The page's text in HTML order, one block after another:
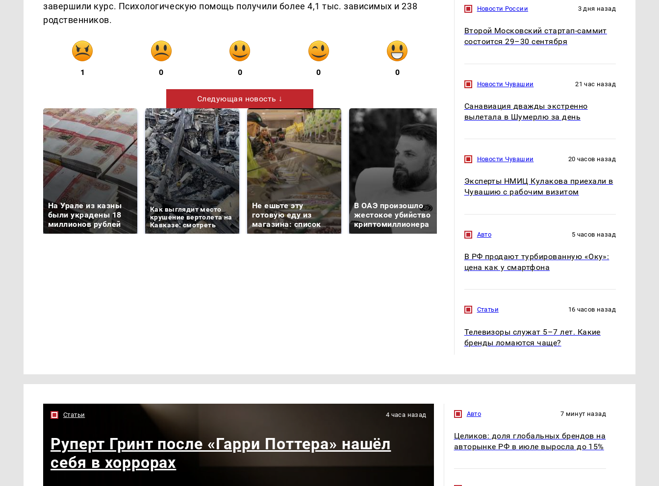
завершили курс. Психологическую помощь получили более 4,1 тыс. зависимых и 238
родственников.
1 0 0 0 0
Следующая новость ↓
На Урале из казны
были украдены 18
миллионов рублей
Как выглядит место
крушение вертолета на
Кавказе: смотреть
Не ешьте эту
готовую еду из
магазина: список
В ОАЭ произошло
жестокое убийство
криптомиллионера
падению вертолета на
было с 1945: чего
Новости России 3 дня назад
Второй Московский стартап-саммит
состоится 29–30 сентября
Новости Чувашии 21 час назад
Санавиация дважды экстренно
вылетала в Шумерлю за день
Новости Чувашии 20 часов назад
Эксперты НМИЦ Кулакова приехали в
Чувашию с рабочим визитом
Авто 5 часов назад
В РФ продают турбированную «Оку»:
цена как у смартфона
Статьи 16 часов назад
Телевизоры служат 5–7 лет. Какие
бренды ломаются чаще?
Статьи 4 часа назад
Руперт Гринт после «Гарри Поттера» нашёл
себя в хоррорах
Авто 7 минут назад
Целиков: доля глобальных брендов на
авторынке РФ в июле выросла до 15%